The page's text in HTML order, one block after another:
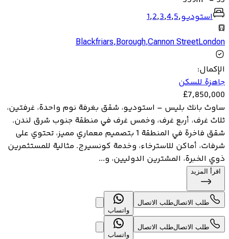
استوديو,
1,2,3,4,5
Blackfriars,Borough,Cannon StreetLondon
الإكمال:
جاهزة للسكن
£7,850,000
ساوث بانك بليس – استوديو، شقق بغرفة نوم واحدة، غرفتين،
ثلاث غرف، أربع غرف، وخمس غرف في منطقة جنوب شرق لندن.
شقق فاخرة في المنطقة 1 بتصميم معماري مميز، تحتوي على
شرفات، أماكن للاسترخاء، وخدمة كونسيرج. مثالية للمستثمرين
ذوي الخبرة، المشترين الدوليين، و...
اقرأ المزيد
طلب الاتصالطلب الاتصال
واتساب
طلب الاتصالطلب الاتصال
واتساب